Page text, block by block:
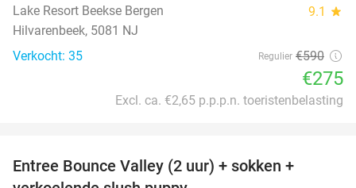
Lake Resort Beekse Bergen 9.1 star
Hilvarenbeek, 5081 NJ
Verkocht: 35
Regulier €590
€275
Excl. ca. €2,65 p.p.p.n. toeristenbelasting
Entree Bounce Valley (2 uur) + sokken +